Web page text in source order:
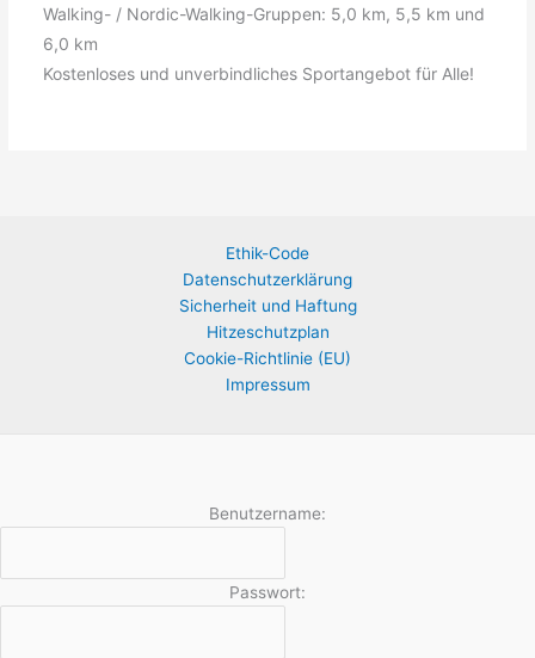
Walking- / Nordic-Walking-Gruppen: 5,0 km, 5,5 km und
6,0 km
Kostenloses und unverbindliches Sportangebot für Alle!
Ethik-Code
Datenschutzerklärung
Sicherheit und Haftung
Hitzeschutzplan
Cookie-Richtlinie (EU)
Impressum
Benutzername:
Passwort: